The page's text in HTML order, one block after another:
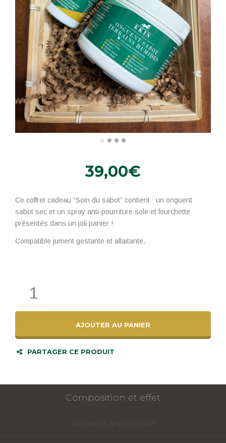
39,00€
Ce coffret cadeau “Soin du sabot” contient : un onguent
sabot sec et un spray anti-pourriture sole et fourchette
présentés dans un joli panier !
Compatible jument gestante et allaitante.
Coffret
«
du
AJOUTER AU PANIER
PARTAGER CE PRODUIT
Composition et effet
Recette ancestrale